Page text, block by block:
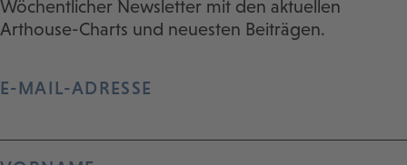
Wöchentlicher Newsletter mit den aktuellen
Arthouse-Charts und neuesten Beiträgen.
E-MAIL-ADRESSE